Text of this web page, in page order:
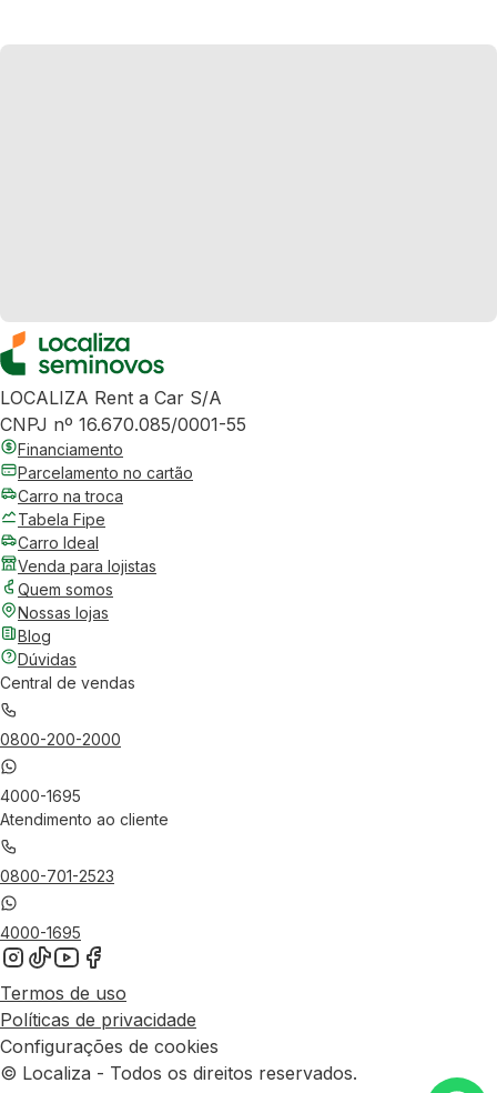
LOCALIZA Rent a Car S/A
CNPJ nº 16.670.085/0001-55
Financiamento
Parcelamento no cartão
Carro na troca
Tabela Fipe
Carro Ideal
Venda para lojistas
Quem somos
Nossas lojas
Blog
Dúvidas
Central de vendas
0800-200-2000
4000-1695
Atendimento ao cliente
0800-701-2523
4000-1695
Termos de uso
Políticas de privacidade
Configurações de cookies
© Localiza - Todos os direitos reservados.